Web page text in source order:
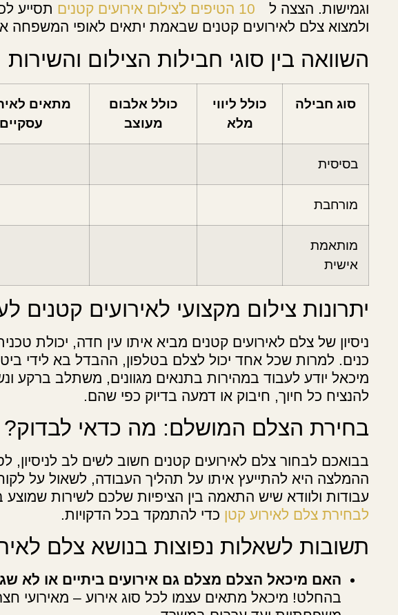
וגמישות. הצצה ל
10 הטיפים לצילום אירועים קטנים
תסייע
ולמצוא צלם לאירועים קטנים שבאמת יתאים לאופי המשפחה
השוואה בין סוגי חבילות הצילום והשירות
סוג חבילה
כולל ליווי
מלא
כולל אלבום
מעוצב
מתאים
עסקיים
בסיסית
מורחבת
מותאמת
אישית
יתרונות צילום מקצועי לאירועים קטנים
ניסיון של צלם לאירועים קטנים מביא איתו עין חדה, יכולת
כנים. למרות שכל אחד יכול לצלם בטלפון, ההבדל בא לידי
מיכאל יודע לעבוד במהירות בתנאים מגוונים, משתלב ברקע
להנציח כל חיוך, חיבוק או דמעה בדיוק כפי שהם.
בחירת הצלם המושלם: מה כדאי לבדוק?
בבואכם לבחור צלם לאירועים קטנים חשוב לשים לב לניסיון,
ההמלצה היא להתייעץ איתו על תהליך העבודה, לשאול על
עבודות ולוודא שיש התאמה בין הציפיות שלכם לשירות שמוצע
לבחירת צלם לאירוע קטן כדי להתמקד בכל הדקויות.
תשובות לשאלות נפוצות בנושא צלם
האם מיכאל הצלם מצלם גם אירועים ביתיים או לא
בהחלט! מיכאל מתאים עצמו לכל סוג אירוע – מאירועי